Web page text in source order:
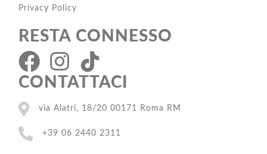
Privacy Policy
RESTA CONNESSO
CONTATTACI
via Alatri, 18/20 00171 Roma RM
+39 06 2440 2311